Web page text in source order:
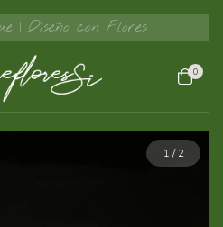
| Diseño con Flores
0
1 / 2